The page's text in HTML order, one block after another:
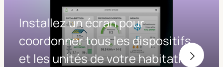
Installez un écran pour
coordonner tous les dispositifs
et les unités de votre habitation.